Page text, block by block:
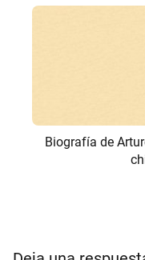
Biografía de